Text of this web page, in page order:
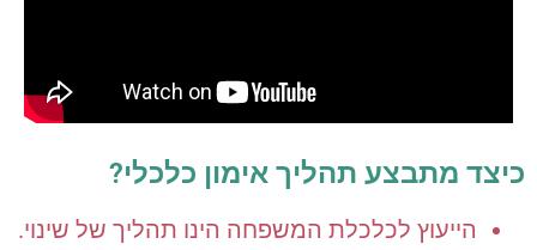
כיצד מתבצע תהליך אימון כלכלי?
הייעוץ לכלכלת המשפחה הינו תהליך של שינוי.